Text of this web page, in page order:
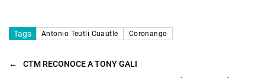
Tags Antonio Teutli Cuautle Coronango
←
CTM RECONOCE A TONY GALI